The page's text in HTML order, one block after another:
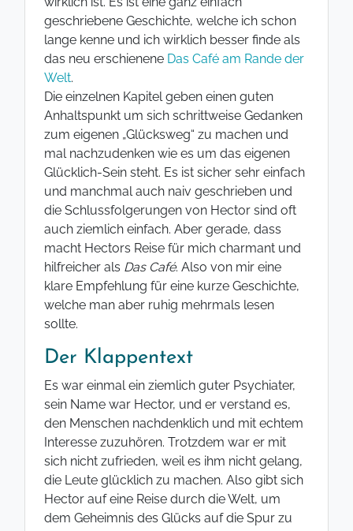
geschriebene Geschichte, welche ich schon
lange kenne und ich wirklich besser finde als
das neu erschienene Das Café am Rande der
Welt.
Die einzelnen Kapitel geben einen guten
Anhaltspunkt um sich schrittweise Gedanken
zum eigenen „Glücksweg“ zu machen und
mal nachzudenken wie es um das eigenen
Glücklich-Sein steht. Es ist sicher sehr einfach
und manchmal auch naiv geschrieben und
die Schlussfolgerungen von Hector sind oft
auch ziemlich einfach. Aber gerade, dass
macht Hectors Reise für mich charmant und
hilfreicher als Das Café. Also von mir eine
klare Empfehlung für eine kurze Geschichte,
welche man aber ruhig mehrmals lesen
sollte.
Der Klappentext
Es war einmal ein ziemlich guter Psychiater,
sein Name war Hector, und er verstand es,
den Menschen nachdenklich und mit echtem
Interesse zuzuhören. Trotzdem war er mit
sich nicht zufrieden, weil es ihm nicht gelang,
die Leute glücklich zu machen. Also gibt sich
Hector auf eine Reise durch die Welt, um
dem Geheimnis des Glücks auf die Spur zu